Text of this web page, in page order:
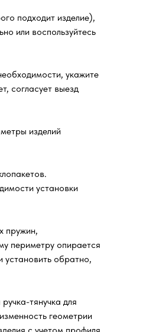
подходит изделие),
или воспользуйтесь
укажите
согласует выезд
изделий
установки
пружин,
периметру опирается
установить обратно,
тянучка для
геометрии